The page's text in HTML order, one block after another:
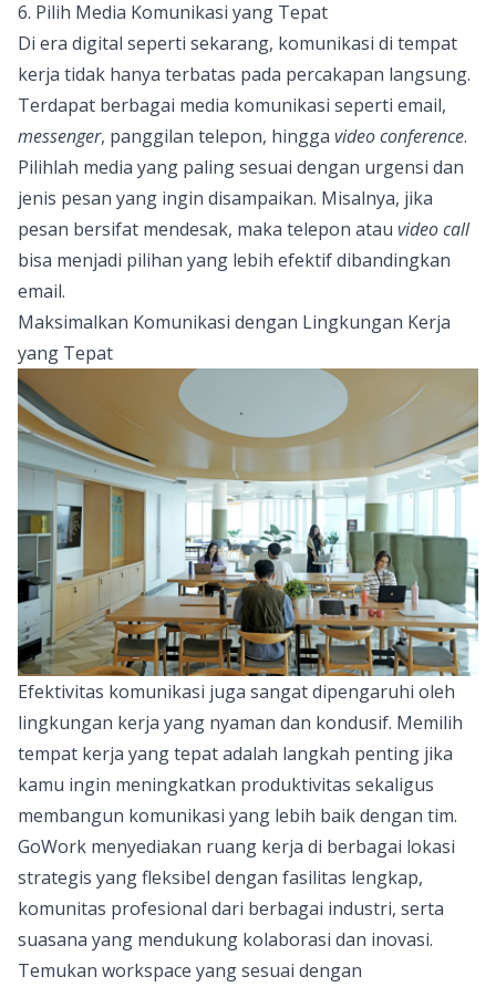
6. Pilih Media Komunikasi yang Tepat
Di era digital seperti sekarang, komunikasi di tempat
kerja tidak hanya terbatas pada percakapan langsung.
Terdapat berbagai media komunikasi seperti email,
messenger, panggilan telepon, hingga video conference.
Pilihlah media yang paling sesuai dengan urgensi dan
jenis pesan yang ingin disampaikan. Misalnya, jika
pesan bersifat mendesak, maka telepon atau video call
bisa menjadi pilihan yang lebih efektif dibandingkan
email.
Maksimalkan Komunikasi dengan Lingkungan Kerja
yang Tepat
Efektivitas komunikasi juga sangat dipengaruhi oleh
lingkungan kerja yang nyaman dan kondusif. Memilih
tempat kerja yang tepat adalah langkah penting jika
kamu ingin meningkatkan produktivitas sekaligus
membangun komunikasi yang lebih baik dengan tim.
GoWork menyediakan ruang kerja di berbagai lokasi
strategis yang fleksibel dengan fasilitas lengkap,
komunitas profesional dari berbagai industri, serta
suasana yang mendukung kolaborasi dan inovasi.
Temukan workspace yang sesuai dengan